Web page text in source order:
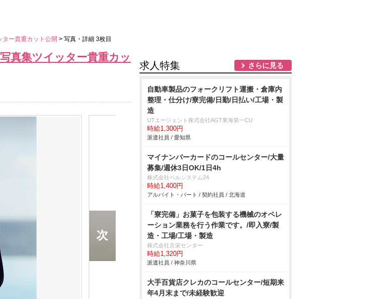
ー貴重カット公開 > 写真・詳細 3枚目
真集ツイッター貴重カッ
求人特集 さらに見る
自動車製品のフォークリフト運搬・倉庫内
整理・仕分け/寮完備/日勤/日払い/工場・製
造
UTエージェント株式会社AGT東海第一CU
時給1,300円
派遣社員 / 愛知県
マイナンバーカードのコールセンター/大量
募集/週休3日OK/1日4h
株式会社ベルシステム24
時給1,400円
アルバイト・パート / 契約社員 / 北海道
「寮完備」お菓子を包装する機械のオペレ
ーション業務を行う作業です。/即入寮/製
造・工場/工場・製造
株式会社京栄センター
時給1,320円
派遣社員 / 神奈川県
大手百貨店クレカのコールセンター/短期来
年4月末まで/未経験歓迎